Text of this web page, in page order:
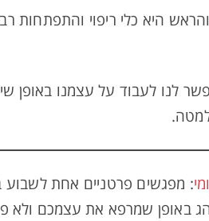
היא כלי ריפוי והתפתחות
לעבוד על עצמנו באופן
: מפגשים פרטניים אחת
באופן שמרפא את עצמכם ולא